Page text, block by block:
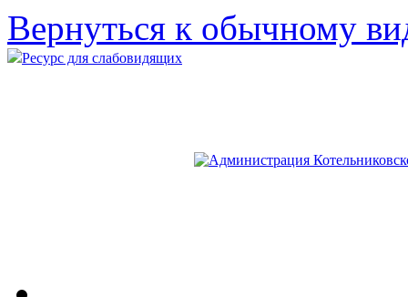
Вернуться к обычному
Ресурс для слабовидящих